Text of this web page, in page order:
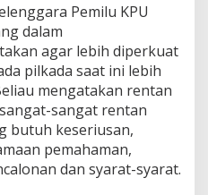
Pemilu KPU
dalam
agar lebih diperkuat
pilkada saat ini lebih
mengatakan rentan
sangat rentan
butuh keseriusan,
pemahaman,
dan syarat-syarat.